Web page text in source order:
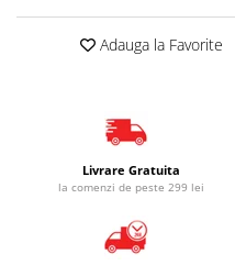
Adauga la Favorite
Livrare Gratuita
la comenzi de peste 299 lei